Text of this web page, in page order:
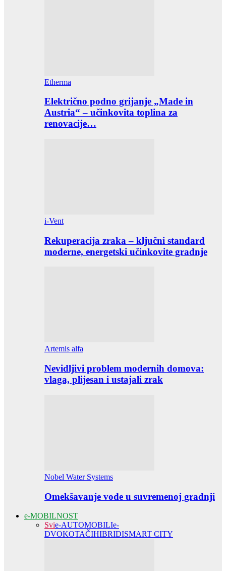
Etherma
Električno podno grijanje „Made in
Austria“ – učinkovita toplina za
renovacije…
i-Vent
Rekuperacija zraka – ključni standard
moderne, energetski učinkovite gradnje
Artemis alfa
Nevidljivi problem modernih domova:
vlaga, plijesan i ustajali zrak
Nobel Water Systems
Omekšavanje vode u suvremenoj gradnji
e-MOBILNOST
Svie-AUTOMOBILIe-
DVOKOTAČIHIBRIDISMART CITY